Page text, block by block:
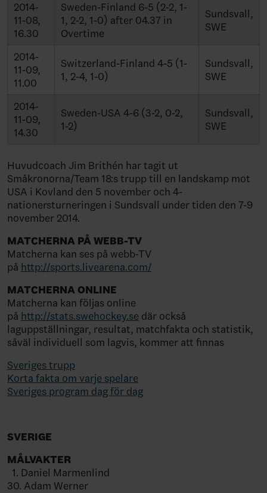
2014-
11-08,
16.30
Sweden-Finland 6-5 (2-2, 1-
1, 2-2, 1-0) after 04.37 in
Overtime
Sundsvall,
SWE
2014-
11-09,
11.00
Switzerland-Finland 4-5 (1-
1, 2-4, 1-0)
Sundsvall,
SWE
2014-
11-09,
14.30
Sweden-USA 4-6 (3-2, 0-2,
1-2)
Sundsvall,
SWE
Huvudcoach Jim Brithén har tagit ut
Småkronorna/Team 18:s trupp till en landskamp mot
USA i Kovland den 5 november och 4-
nationersturneringen i Sundsvall under tiden den 7-9
november 2014.
MATCHERNA PÅ WEBB-TV
Matcherna kan ses på webb-TV
på http://sports.livearena.com/
MATCHERNA ONLINE
Matcherna kan följas online
på http://stats.swehockey.se där också
laguppställningar, resultat, matchfakta och statistik,
såväl individuell som lagvis, kommer att finnas
Sveriges trupp
Korta fakta om varje spelare
Sveriges program dag för dag
SVERIGE
MÅLVAKTER
1. Daniel Marmenlind
30. Adam Werner